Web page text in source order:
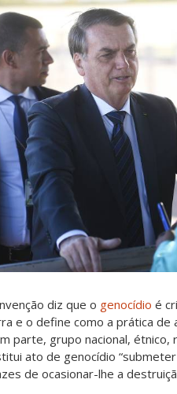
diz que o genocídio é
e o define como a prática
parte, grupo nacional, étnico,
ato de genocídio
de ocasionar-lhe a